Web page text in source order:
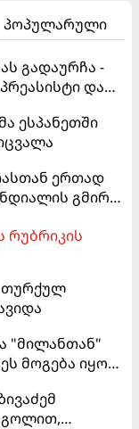
პოპულარული
გადაურჩა -
და
ესპანეთში
ერთად
გმირი
რუბრიკის
თურქულ
"მილანთან"
მოგება იყო" -
ისაუბრა
გოლით,